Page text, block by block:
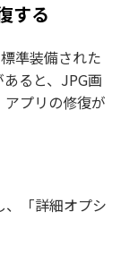
する
準装備された
ると、JPG画
プリの修復が
「詳細オプシ